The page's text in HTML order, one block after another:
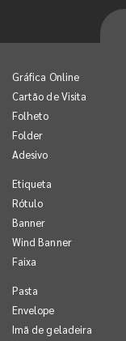
Gráfica Online
Cartão de Visita
Folheto
Folder
Adesivo
Etiqueta
Rótulo
Banner
Wind Banner
Faixa
Pasta
Envelope
Imã de geladeira